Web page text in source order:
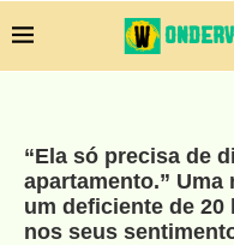
“Ela só precisa de
apartamento.”
um deficiente de
nos seus